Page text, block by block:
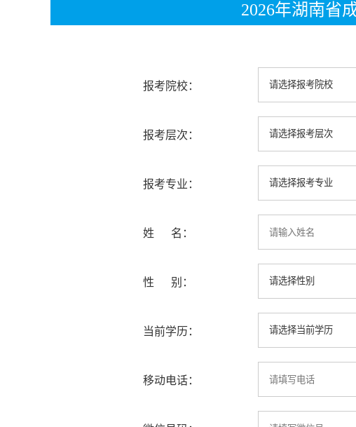
2026年湖南省
报考院校：
报考层次：
报考专业：
姓 名：
性 别：
当前学历：
移动电话：